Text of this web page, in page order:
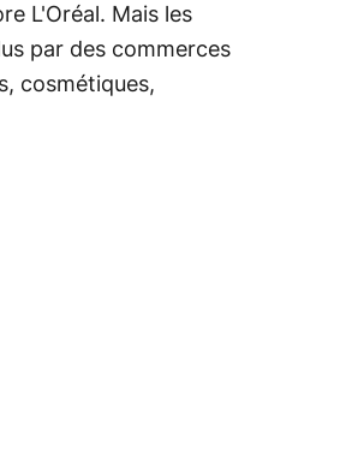
L'Oréal. Mais les
par des commerces
cosmétiques,